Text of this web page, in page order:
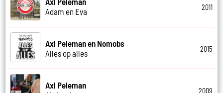
Adam en Eva
2011
Axl Peleman en Nomobs
Alles op alles
2015
Axl Peleman
2009